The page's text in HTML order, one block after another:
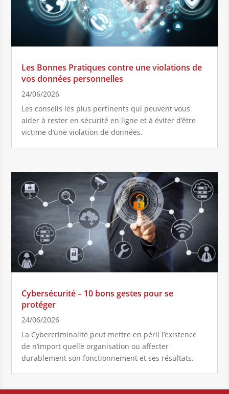
Les Bonnes Pratiques contre une violations de
vos données personnelles
24/06/2026
Les conseils les plus pertinents qui peuvent vous
aider à rester en sécurité en ligne et à éviter d’être
victime d’une violation de données.
Cybersécurité – 10 bons gestes pour se
protéger
24/06/2026
La Cybercriminalité peut mettre en péril l’existence
de n’import quelle organisation ou affecter
durablement son fonctionnement et ses résultats.